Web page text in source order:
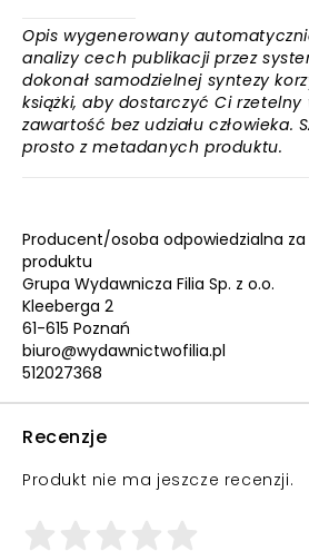
Opis wygenerowany
analizy cech publikacji przez
dokonał samodzielnej syntezy
książki, aby dostarczyć Ci rzetelny
zawartość bez udziału człowieka.
prosto z metadanych produktu.
Producent/osoba odpowiedzialna
produktu
Grupa Wydawnicza Filia Sp. z o.o.
Kleeberga 2
61-615 Poznań
biuro@wydawnictwofilia.pl
512027368
Recenzje
Produkt nie ma jeszcze recenzji.